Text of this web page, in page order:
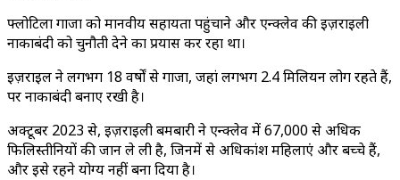
फ्लोटिला गाजा को मानवीय सहायता पहुंचाने और एन्क्लेव की इज़राइली
नाकाबंदी को चुनौती देने का प्रयास कर रहा था।
इज़राइल ने लगभग 18 वर्षों से गाजा, जहां लगभग 2.4 मिलियन लोग रहते हैं,
पर नाकाबंदी बनाए रखी है।
अक्टूबर 2023 से, इज़राइली बमबारी ने एन्क्लेव में 67,000 से अधिक
फिलिस्तीनियों की जान ले ली है, जिनमें से अधिकांश महिलाएं और बच्चे हैं,
और इसे रहने योग्य नहीं बना दिया है।